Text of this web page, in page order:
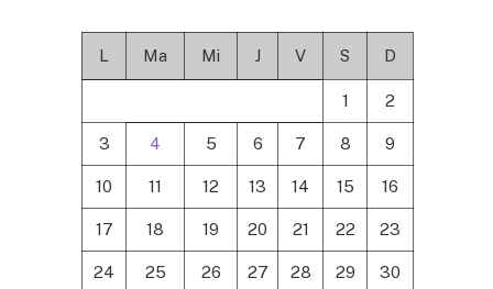
L Ma Mi J V S D
1 2
3 4 5 6 7 8 9
10 11 12 13 14 15 16
17 18 19 20 21 22 23
24 25 26 27 28 29 30